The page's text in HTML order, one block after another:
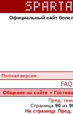
Официальный сайт
Полная версия
FAQ
Общение на сайте »
Пред.
Страница 90 из
На страницу Пред.